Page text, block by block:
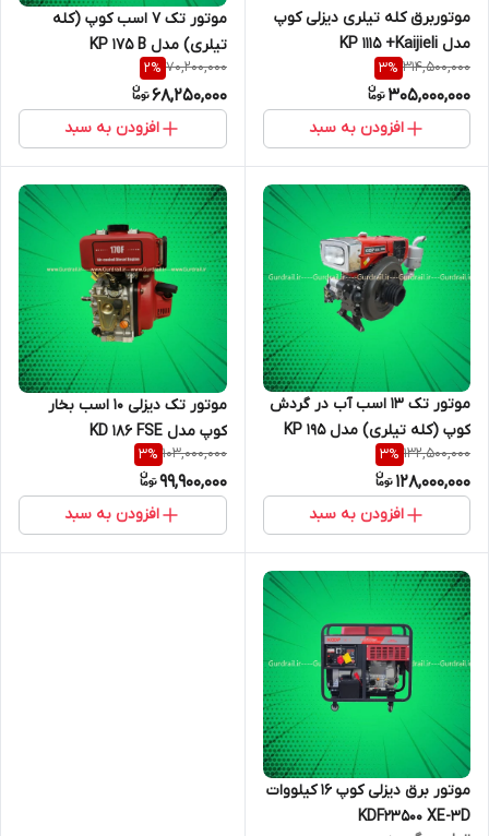
موتوربرق کله تیلری دیزلی کوپ
مدل KP 1115 +Kaijieli
314,500,000
3%
305,000,000
افزودن به سبد
موتور تک 7 اسب کوپ (کله
تیلری) مدل KP 175 B
70,200,000
2%
68,250,000
افزودن به سبد
موتور تک 13 اسب آب در گردش
کوپ (کله تیلری) مدل KP 195
NM
132,500,000
3%
128,000,000
افزودن به سبد
موتور تک دیزلی 10 اسب بخار
کوپ مدل KD 186 FSE
103,000,000
3%
99,900,000
افزودن به سبد
موتور برق دیزلی کوپ 16 کیلووات
KDF23500 XE-3D